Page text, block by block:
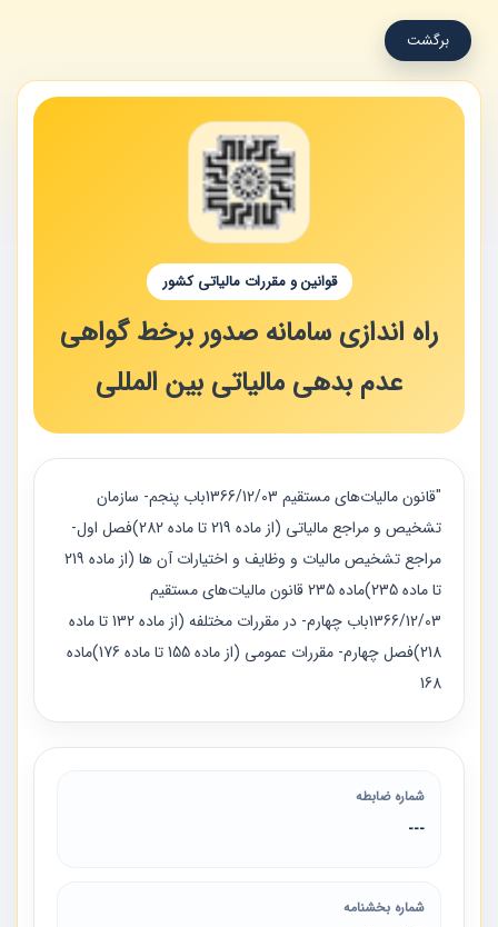
برگشت
قوانین و مقررات مالیاتی کشور
راه اندازی سامانه صدور برخط گواهی
عدم بدهی مالیاتی بین المللی
"قانون مالیات‌های مستقیم 1366/12/03باب پنجم- سازمان
تشخیص و مراجع مالیاتی (از ماده 219 تا ماده 282)فصل اول-
مراجع تشخیص مالیات و وظایف و اختیارات آن ها (از ماده 219
تا ماده 235)ماده 235 قانون مالیات‌های مستقیم
1366/12/03باب چهارم- در مقررات مختلفه (از ماده 132 تا ماده
218)فصل چهارم- مقررات عمومی (از ماده 155 تا ماده 176)ماده
168
شماره ضابطه
---
شماره بخشنامه